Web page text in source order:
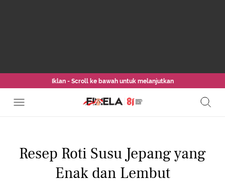
Iklan - Scroll ke bawah untuk melanjutkan
Resep Roti Susu Jepang yang
Enak dan Lembut